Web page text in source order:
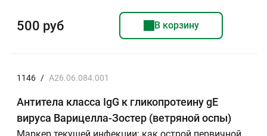
500 руб В корзину
1146 / A26.06.084.001
Антитела класса IgG к гликопротеину gE
вируса Варицелла-Зостер (ветряной оспы)